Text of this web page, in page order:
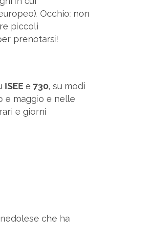
Occhio: non
piccoli
prenotarsi!
ISEE e 730, su modi
e maggio e nelle
e giorni
che ha